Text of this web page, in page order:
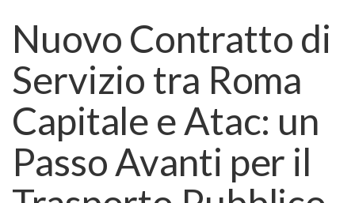
Nuovo Contratto di
Servizio tra Roma
Capitale e Atac: un
Passo Avanti per il